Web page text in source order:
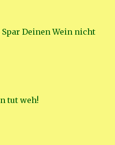
Spar Deinen Wein nicht
tut weh!